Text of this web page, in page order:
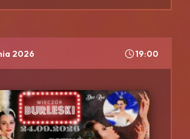
2026 19:00